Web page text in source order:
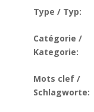
Type / Typ:
Catégorie /
Kategorie:
Mots clef /
Schlagworte: